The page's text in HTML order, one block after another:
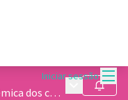
Iniciar sessão
dos cursos
MenuSeguir